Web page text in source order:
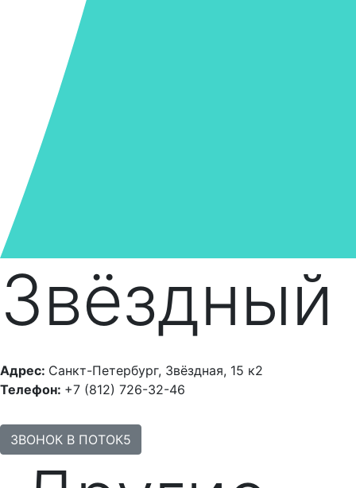
Звёздный
Адрес: Санкт-Петербург, Звёздная, 15 к2
Телефон: +7 (812) 726-32-46
ЗВОНОК В ПОТОК5